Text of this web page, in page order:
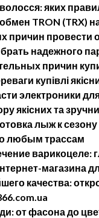
яких
TRON (TRX)
причин провести
надежного
причин
купівлі
электроники
якісних та
лыж к
любым трассам
магазина
качества:
от фасона до